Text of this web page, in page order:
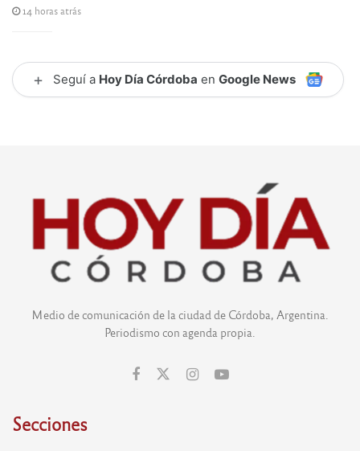
14 horas atrás
+ Seguí a Hoy Día Córdoba en Google News
Medio de comunicación de la ciudad de Córdoba, Argentina.
Periodismo con agenda propia.
Secciones